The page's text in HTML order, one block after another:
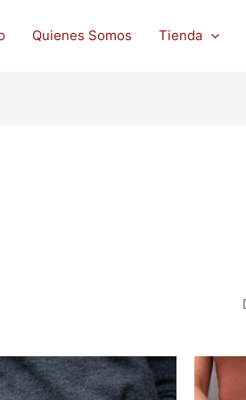
Quienes Somos Tienda